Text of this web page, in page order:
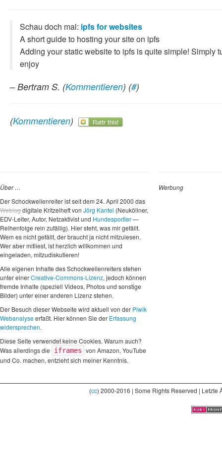
Schau doch mal: ipfs for websites
A short guide to hosting your site on ipfs
Adding your static website to ipfs is quite simple! Simply
enjoy
– Bertram S. (Kommentieren) (#)
(Kommentieren)
Über …
Der Schockwellenreiter ist seit dem 24. April 2000 das
Weblogdigitale Kritzelheft von Jörg Kantel (Neuköllner,
EDV-Leiter, Autor, Netzaktivist und Hundesportler—
Reihenfolge rein zufällig). Hier steht, was mir gefällt.
Wem es nicht gefällt, der braucht ja nicht mitzulesen.
Wer aber mitliest, ist herzlich willkommen und
eingeladen, mitzudiskutieren!
Alle eigenen Inhalte des Schockwellenreiters stehen
unter einerCreative-Commons-Lizenz, jedoch können
fremde Inhalte (speziell Videos, Photos und sonstige
Bilder) unter einer anderen Lizenz stehen.
Der Besuch dieser Webseite wird aktuell von der Piwik
Webanalyseerfaßt. Hier können Sie der Erfassung
widersprechen.
Diese Seite verwendet keine Cookies. Warum auch?
Was allerdings die
iframes von Amazon, YouTube
und Co. machen, entzieht sich meiner Kenntnis.
Werbung
(cc) 2000-2016 | Some Rights Reserved |